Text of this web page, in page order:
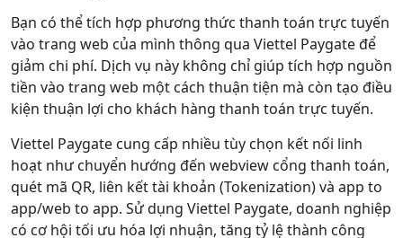
Bạn có thể tích hợp phương thức thanh toán trực tuyến
vào trang web của mình thông qua Viettel Paygate để
giảm chi phí. Dịch vụ này không chỉ giúp tích hợp nguồn
tiền vào trang web một cách thuận tiện mà còn tạo điều
kiện thuận lợi cho khách hàng thanh toán trực tuyến.
Viettel Paygate cung cấp nhiều tùy chọn kết nối linh
hoạt như chuyển hướng đến webview cổng thanh toán,
quét mã QR, liên kết tài khoản (Tokenization) và app to
app/web to app. Sử dụng Viettel Paygate, doanh nghiệp
có cơ hội tối ưu hóa lợi nhuận, tăng tỷ lệ thành công